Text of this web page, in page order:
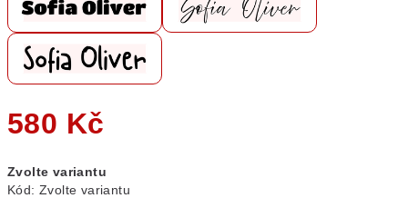
580 Kč
cena:
Zvolte variantu
Kód: Zvolte variantu